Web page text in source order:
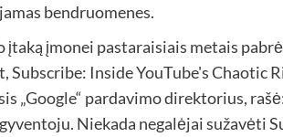
bendruomenes.
įmonei pastaraisiais metais
Subscribe: Inside YouTube's Chaotic
„Google“ pardavimo direktorius,
Niekada negalėjai sužavėti